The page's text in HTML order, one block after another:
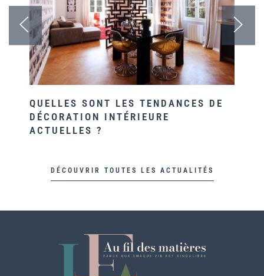
QUELLES SONT LES TENDANCES DE
DÉCORATION INTÉRIEURE
ACTUELLES ?
DÉCOUVRIR TOUTES LES ACTUALITÉS